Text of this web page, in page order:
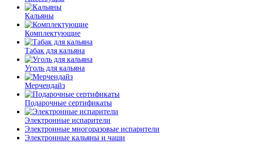
Кальяны
Комплектующие
Табак для кальяна
Уголь для кальяна
Мерчендайз
Подарочные сертификаты
Электронные испарители
Электронные многоразовые испарители
Электронные кальяны и чаши